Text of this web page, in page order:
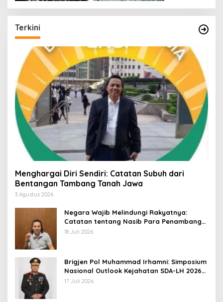
Terkini
Menghargai Diri Sendiri: Catatan Subuh dari
Bentangan Tambang Tanah Jawa
3 Agustus 2026
Negara Wajib Melindungi Rakyatnya:
Catatan tentang Nasib Para Penambang
Belerang Kawah Ijen
18 Juli 2026
Brigjen Pol Muhammad Irhamni: Simposium
Nasional Outlook Kejahatan SDA-LH 2026–
2030 Beri Banyak Masukan Bagi APH
17 Juli 2026